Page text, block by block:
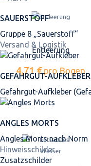
SAUERSTOFF
Gruppe 8 „Sauerstoff“
Versand & Logistik
GEFAHRGUT-AUFKLEBER
Gefahrgut-Aufkleber
ANGLES MORTS
Angles Morts nach Norm
Hinweisschilder
Zusatzschilder
Entleerung
4,71 €pro Bogen